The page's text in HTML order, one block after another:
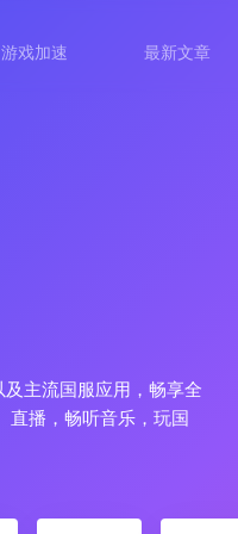
游戏加速 最新文章
主流国服应用，畅享全
直播，畅听音乐，玩国